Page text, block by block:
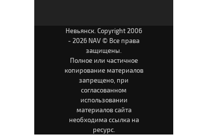
Невьянск. Copyright 2006
- 2026 NAV © Все права
защищены.
Полное или частичное
копирование материалов
запрещено, при
согласованном
использовании
материалов сайта
необходима ссылка на
ресурс.